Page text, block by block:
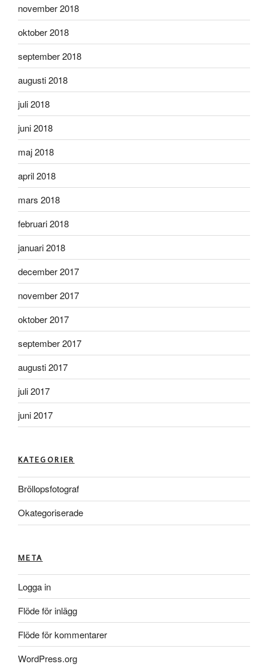
november 2018
oktober 2018
september 2018
augusti 2018
juli 2018
juni 2018
maj 2018
april 2018
mars 2018
februari 2018
januari 2018
december 2017
november 2017
oktober 2017
september 2017
augusti 2017
juli 2017
juni 2017
KATEGORIER
Bröllopsfotograf
Okategoriserade
META
Logga in
Flöde för inlägg
Flöde för kommentarer
WordPress.org